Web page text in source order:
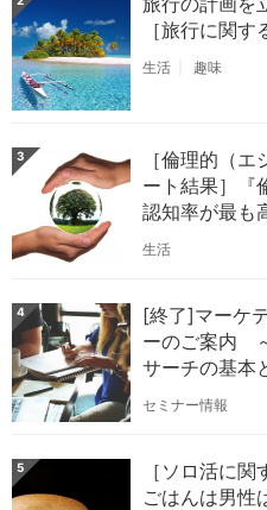
［旅行に関す
生活 趣味
3
［倫理的（
ート結果］『
認知率が最も
生活
4
[終了]マーケ
ーのご案内
サーチの基本
セミナー情報
5
［ソロ活に
ごはんは男性